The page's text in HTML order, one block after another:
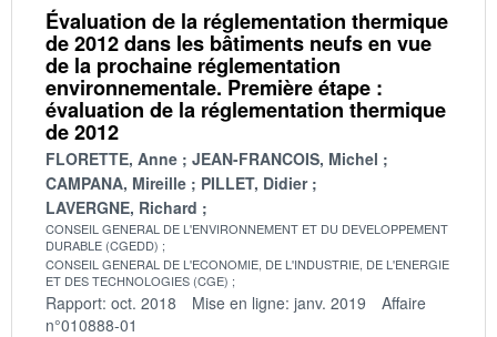
Évaluation de la réglementation thermique
de 2012 dans les bâtiments neufs en vue
de la prochaine réglementation
environnementale. Première étape :
évaluation de la réglementation thermique
de 2012
FLORETTE, Anne
JEAN-FRANCOIS, Michel
CAMPANA, Mireille
PILLET, Didier
LAVERGNE, Richard
CONSEIL GENERAL DE L'ENVIRONNEMENT ET DU DEVELOPPEMENT
DURABLE (CGEDD)
CONSEIL GENERAL DE L'ECONOMIE, DE L'INDUSTRIE, DE L'ENERGIE
ET DES TECHNOLOGIES (CGE)
Rapport: oct. 2018 Mise en ligne: janv. 2019
Affaire
n°010888-01